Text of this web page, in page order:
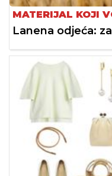
MATERIJAL KOJI
Lanena odjeća: